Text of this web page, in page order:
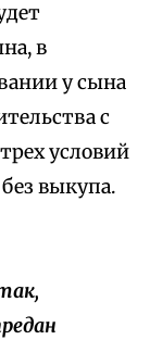
в
у сына
с
условий
выкупа.